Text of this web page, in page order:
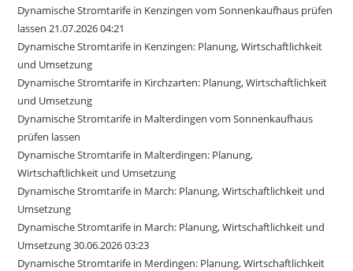
Dynamische Stromtarife in Kenzingen vom Sonnenkaufhaus prüfen
lassen 21.07.2026 04:21
Dynamische Stromtarife in Kenzingen: Planung, Wirtschaftlichkeit
und Umsetzung
Dynamische Stromtarife in Kirchzarten: Planung, Wirtschaftlichkeit
und Umsetzung
Dynamische Stromtarife in Malterdingen vom Sonnenkaufhaus
prüfen lassen
Dynamische Stromtarife in Malterdingen: Planung,
Wirtschaftlichkeit und Umsetzung
Dynamische Stromtarife in March: Planung, Wirtschaftlichkeit und
Umsetzung
Dynamische Stromtarife in March: Planung, Wirtschaftlichkeit und
Umsetzung 30.06.2026 03:23
Dynamische Stromtarife in Merdingen: Planung, Wirtschaftlichkeit